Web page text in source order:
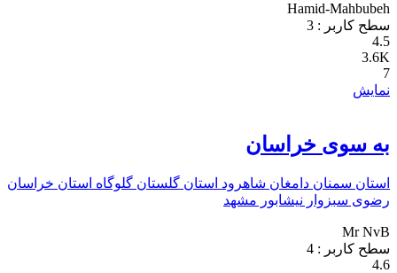
Hamid-Mahbubeh
سطح کاربر : 3
4.5
3.6K
7
نمایش
به سوی خراسان
استان سمنان دامغان شاهرود استان گلستان گلوگاه استان خراسان
رضوی سبزوار نیشابور مشهد
Mr NvB
سطح کاربر : 4
4.6